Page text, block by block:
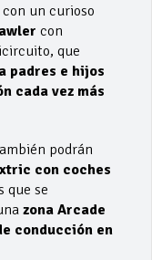
un curioso
con
que
padres e hijos
cada vez más
podrán
con coches
que se
zona Arcade
conducción en